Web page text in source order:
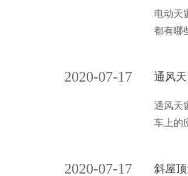
电动天
都有哪
2020-07-17 通风
通风天
车上的
2020-07-17 斜屋